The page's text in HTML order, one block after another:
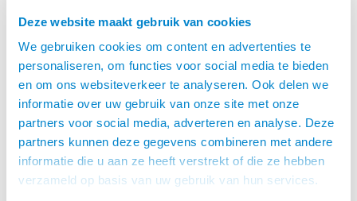
Deze website maakt gebruik van cookies
We gebruiken cookies om content en advertenties te
personaliseren, om functies voor social media te bieden
en om ons websiteverkeer te analyseren. Ook delen we
informatie over uw gebruik van onze site met onze
partners voor social media, adverteren en analyse. Deze
partners kunnen deze gegevens combineren met andere
informatie die u aan ze heeft verstrekt of die ze hebben
verzameld op basis van uw gebruik van hun services.
Unieke samenwerking met UHIP